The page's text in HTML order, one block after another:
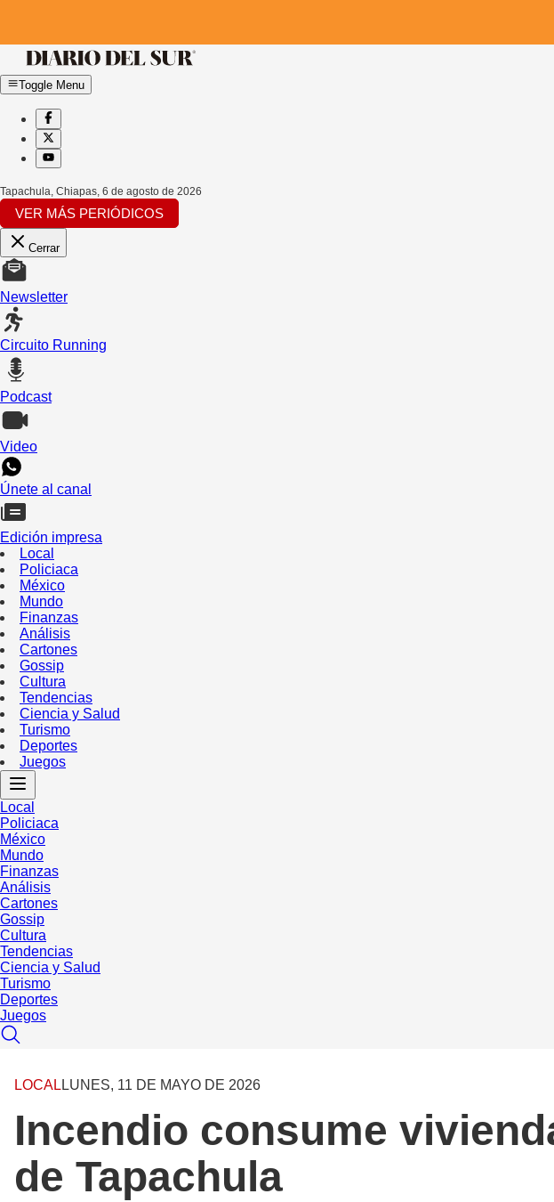
Toggle Menu
Tapachula, Chiapas, 6 de agosto de 2026
VER MÁS PERIÓDICOS
Cerrar
Newsletter
Circuito Running
Podcast
Video
Únete al canal
Edición impresa
Local
Policiaca
México
Mundo
Finanzas
Análisis
Cartones
Gossip
Cultura
Tendencias
Ciencia y Salud
Turismo
Deportes
Juegos
Local
Policiaca
México
Mundo
Finanzas
Análisis
Cartones
Gossip
Cultura
Tendencias
Ciencia y Salud
Turismo
Deportes
Juegos
LOCAL LUNES, 11 DE MAYO DE 2026
Incendio consume
de Tapachula